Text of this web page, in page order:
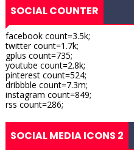
SOCIAL COUNTER
facebook count=3.5k;
twitter count=1.7k;
gplus count=735;
youtube count=2.8k;
pinterest count=524;
dribbble count=7.3m;
instagram count=849;
rss count=286;
SOCIAL MEDIA ICONS 2